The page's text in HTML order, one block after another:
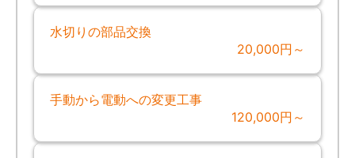
水切りの部品交換
20,000円～
手動から電動への変更工事
120,000円～